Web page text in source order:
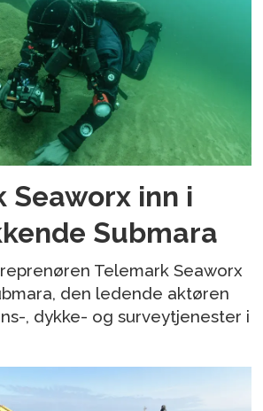
Seaworx inn i
Submara
Telemark Seaworx
den ledende aktøren
, dykke- og surveytjenester i